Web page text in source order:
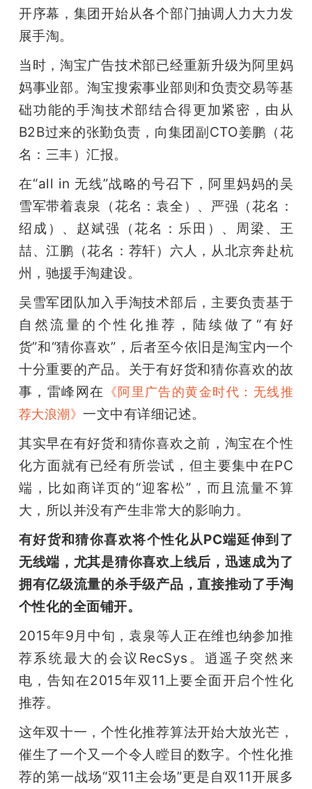
开序幕，集团开始从各个部门抽调人力大力发
展手淘。
当时，淘宝广告技术部已经重新升级为阿里妈
妈事业部。淘宝搜索事业部则和负责交易等基
础功能的手淘技术部结合得更加紧密，由从
B2B过来的张勤负责，向集团副CTO姜鹏（花
名：三丰）汇报。
在“all in 无线”战略的号召下，阿里妈妈的吴
雪军带着袁泉（花名：袁全）、严强（花名：
绍成）、赵斌强（花名：乐田）、周梁、王
喆、江鹏（花名：荐轩）六人，从北京奔赴杭
州，驰援手淘建设。
吴雪军团队加入手淘技术部后，主要负责基于
自然流量的个性化推荐，陆续做了“有好
货”和“猜你喜欢”，后者至今依旧是淘宝内一个
十分重要的产品。关于有好货和猜你喜欢的故
事，雷峰网在
《阿里广告的黄金时代：无线推
荐大浪潮》一文中有详细记述。
其实早在有好货和猜你喜欢之前，淘宝在个性
化方面就有已经有所尝试，但主要集中在PC
端，比如商详页的“迎客松”，而且流量不算
大，所以并没有产生非常大的影响力。
有好货和猜你喜欢将个性化从PC端延伸到了
无线端，尤其是猜你喜欢上线后，迅速成为了
拥有亿级流量的杀手级产品，直接推动了手淘
个性化的全面铺开。
2015年9月中旬，袁泉等人正在维也纳参加推
荐系统最大的会议RecSys。逍遥子突然来
电，告知在2015年双11上要全面开启个性化
推荐。
这年双十一，个性化推荐算法开始大放光芒，
催生了一个又一个令人瞠目的数字。个性化推
荐的第一战场“双11主会场”更是自双11开展多